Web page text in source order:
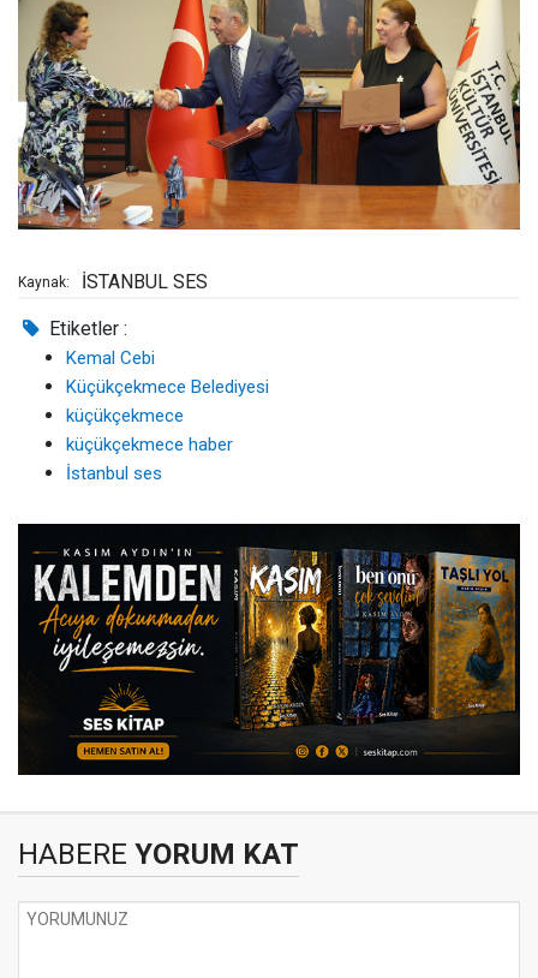
Kaynak: İSTANBUL SES
Etiketler :
Kemal Cebi
Küçükçekmece Belediyesi
küçükçekmece
küçükçekmece haber
İstanbul ses
HABERE YORUM KAT